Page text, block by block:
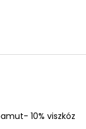
10% viszkóz